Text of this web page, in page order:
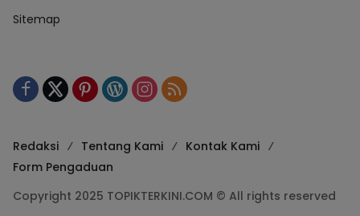
Sitemap
Redaksi Tentang Kami
Kontak Kami
Form Pengaduan
Copyright 2025 TOPIKTERKINI.COM © All rights reserved